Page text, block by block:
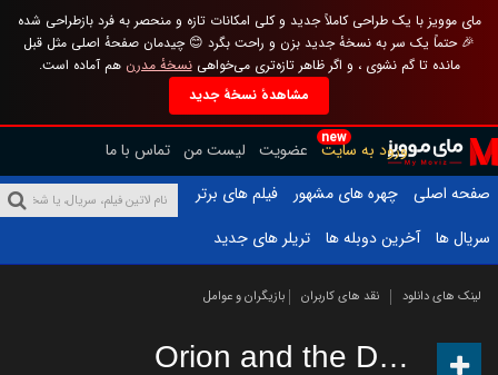
مای موویز با یک طراحی کاملاً جدید و کلی امکانات تازه و منحصر به فرد بازطراحی شده
🎉 حتماً یک سر به نسخهٔ جدید بزن و راحت بگرد 😊 چیدمان صفحهٔ اصلی مثل قبل
مانده تا گم نشوی ، و اگر ظاهر تازه‌تری می‌خواهینسخهٔ مدرن هم آماده است.
مشاهدهٔ نسخهٔ جدید
new
ورود به سایت عضویت لیست من تماس با ما
صفحه اصلی
چهره های مشهور
فیلم های برتر
سریال ها
آخرین دوبله ها تریلر های جدید
لینک های دانلود نقد های کاربران بازیگران و عوامل
Orion and the Dark (2024)